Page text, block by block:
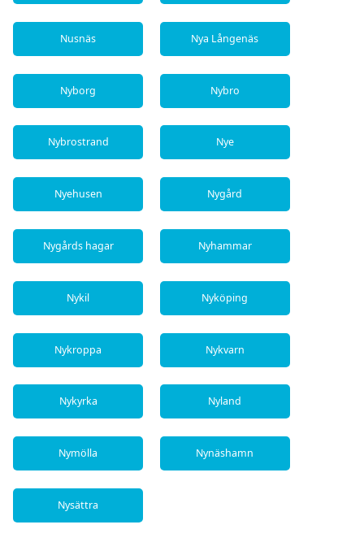
Nusnäs Nya Långenäs
Nyborg Nybro
Nybrostrand Nye
Nyehusen Nygård
Nygårds hagar Nyhammar
Nykil Nyköping
Nykroppa Nykvarn
Nykyrka Nyland
Nymölla Nynäshamn
Nysättra